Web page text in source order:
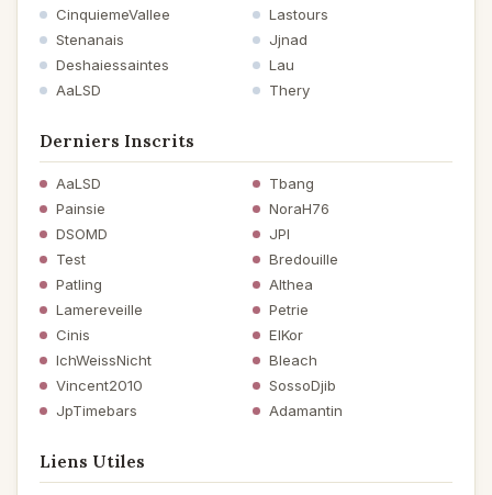
CinquiemeVallee
Lastours
Stenanais
Jjnad
Deshaiessaintes
Lau
AaLSD
Thery
Derniers Inscrits
AaLSD
Tbang
Painsie
NoraH76
DSOMD
JPI
Test
Bredouille
Patling
Althea
Lamereveille
Petrie
Cinis
ElKor
IchWeissNicht
Bleach
Vincent2010
SossoDjib
JpTimebars
Adamantin
Liens Utiles